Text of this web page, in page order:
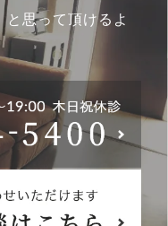
と思って頂けるよ